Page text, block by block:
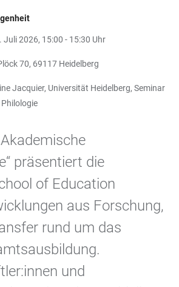
Juli 2026, 15:00 - 15:30 Uhr
70, 69117 Heidelberg
Jacquier, Universität Heidelberg, Seminar
präsentiert die
of Education
aus Forschung,
rund um das
und